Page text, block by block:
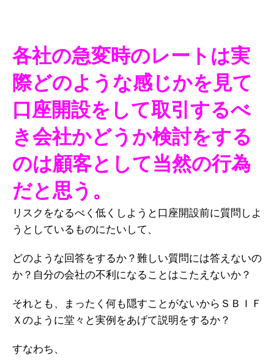
各社の急変時のレートは実
際どのような感じかを見て
口座開設をして取引するべ
き会社かどうか検討をする
のは顧客として当然の行為
だと思う。
リスクをなるべく低くしようと口座開設前に質問しよ
うとしているものにたいして、
どのような回答をするか？難しい質問には答えないの
か？自分の会社の不利になることはこたえないか？
それとも、まったく何も隠すことがないからＳＢＩＦ
Ｘのように堂々と実例をあげて説明をするか？
すなわち、